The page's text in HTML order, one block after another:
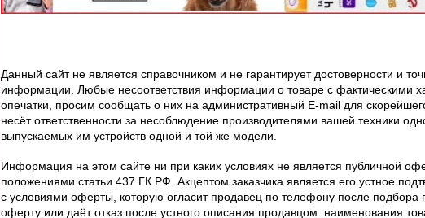
Данный сайт не является справочником и не гарантирует достоверности и
информации. Любые несоответствия информации о товаре с фактическими
опечатки, просим сообщать о них на административный E-mail для
несёт ответственности за несоблюдение производителями вашей техники
выпускаемых им устройств одной и той же модели.
Информация на этом сайте ни при каких условиях не является публичной
положениями статьи 437 ГК РФ. Акцептом заказчика является его устное
с условиями оферты, которую огласит продавец по телефону после подбора
оферту или даёт отказ после устного описания продавцом: наименования